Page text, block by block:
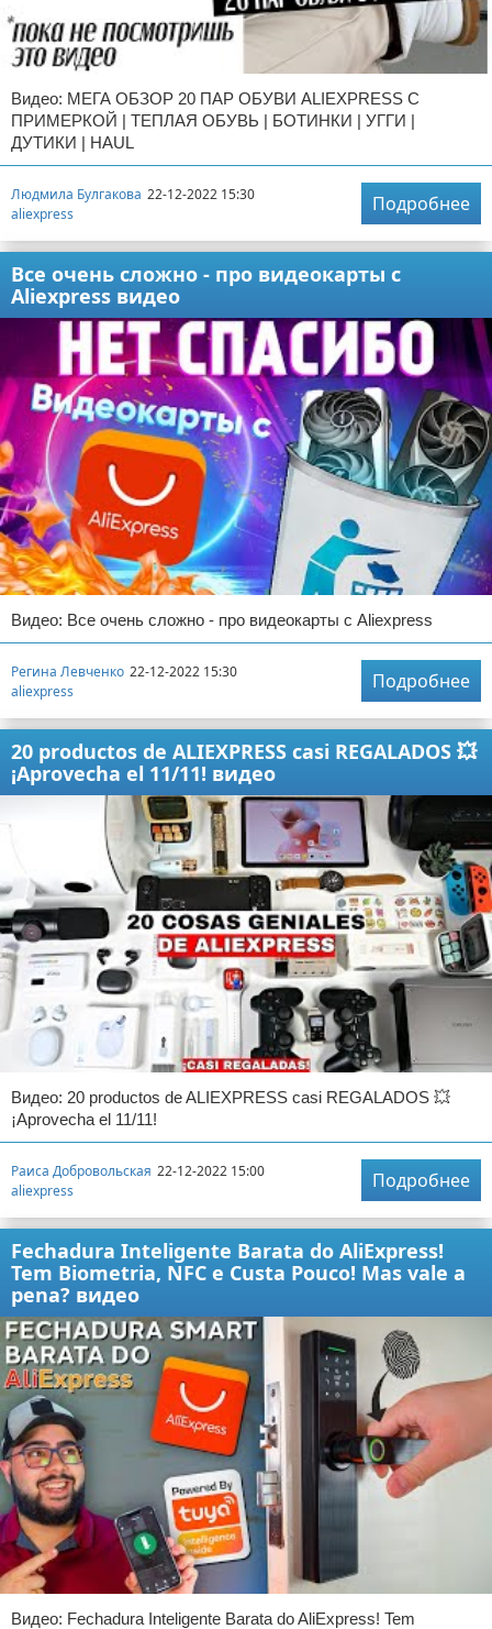
ДТП
Своими руками
Строительство и ремонт
Отказ от ответственности
Видео: МЕГА ОБЗОР 20 ПАР ОБУВИ ALIEXPRESS С
ПРИМЕРКОЙ | ТЕПЛАЯ ОБУВЬ | БОТИНКИ | УГГИ |
ДУТИКИ | HAUL
Людмила Булгакова 22-12-2022 15:30
aliexpress
Подробнее
Все очень сложно - про видеокарты с
Aliexpress видео
Видео: Все очень сложно - про видеокарты с Aliexpress
Регина Левченко 22-12-2022 15:30
aliexpress
Подробнее
20 productos de ALIEXPRESS casi REGALADOS 💥
¡Aprovecha el 11/11! видео
Видео: 20 productos de ALIEXPRESS casi REGALADOS 💥
¡Aprovecha el 11/11!
Раиса Добровольская 22-12-2022 15:00
aliexpress
Подробнее
Fechadura Inteligente Barata do AliExpress!
Tem Biometria, NFC e Custa Pouco! Mas vale a
pena? видео
Видео: Fechadura Inteligente Barata do AliExpress! Tem